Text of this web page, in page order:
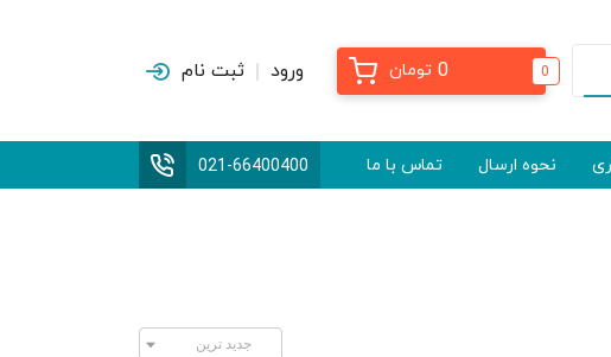
0
0 تومان ورود ثبت نام
نحوه ارسال تماس با ما 021-66400400